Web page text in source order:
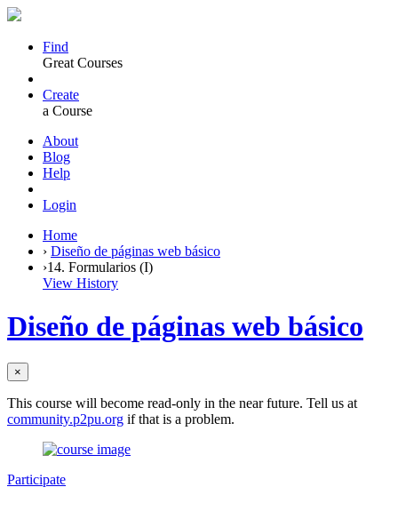
Find
Great Courses
Create
a Course
About
Blog
Help
Login
Home
› Diseño de páginas web básico
›14. Formularios (I)
View History
Diseño de páginas web básico
×
This course will become read-only in the near future. Tell us at
community.p2pu.org if that is a problem.
Participate